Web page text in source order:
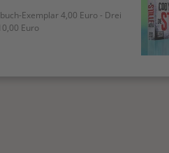
Exemplar 4,00 Euro - Drei
Euro